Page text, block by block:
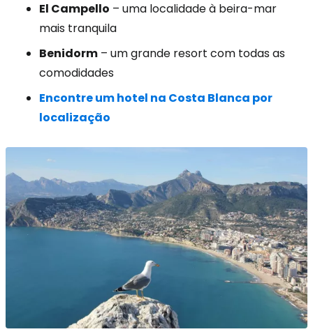
El Campello – uma localidade à beira-mar
mais tranquila
Benidorm – um grande resort com todas as
comodidades
Encontre um hotel na Costa Blanca por
localização